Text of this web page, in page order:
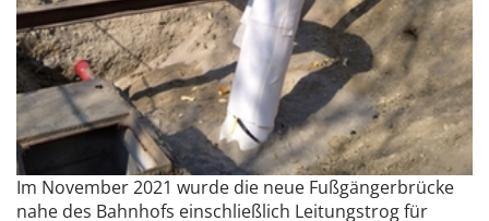
Im November 2021 wurde die neue Fußgängerbrücke
nahe des Bahnhofs einschließlich Leitungstrog für